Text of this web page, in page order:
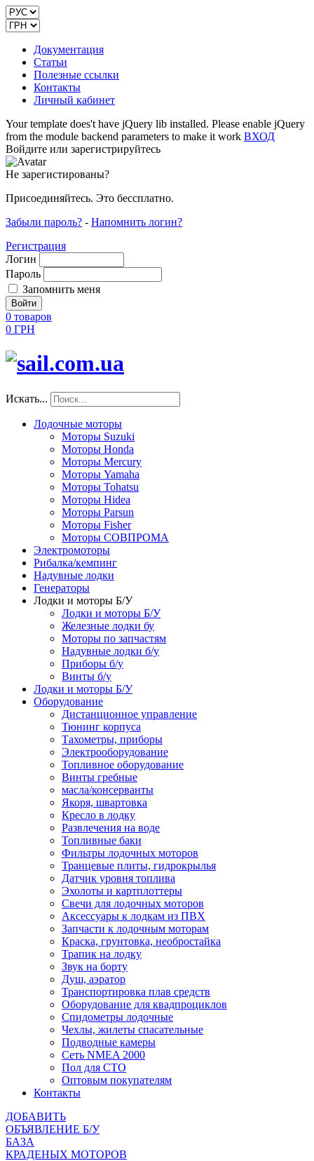
Документация
Статьи
Полезные ссылки
Контакты
Личный кабинет
Your template does't have jQuery lib installed. Please enable jQuery
from the module backend parameters to make it work ВХОД
Войдите или зарегистрируйтесь
Не зарегистированы?
Присоединяйтесь. Это бессплатно.
Забыли пароль? - Напомнить логин?
Регистрация
Логин
Пароль
Запомнить меня
0 товаров
0 ГРН
Искать...
Лодочные моторы
Моторы Suzuki
Моторы Honda
Моторы Mercury
Моторы Yamaha
Моторы Tohatsu
Моторы Hidea
Моторы Parsun
Моторы Fisher
Моторы СОВПРОМА
Электромоторы
Рибалка/кемпинг
Надувные лодки
Генераторы
Лодки и моторы Б/У
Лодки и моторы Б/У
Железные лодки бу
Моторы по запчастям
Надувные лодки б/у
Приборы б/у
Винты б/у
Лодки и моторы Б/У
Оборудование
Дистанционное управление
Тюнинг корпуса
Тахометры, приборы
Электрооборудование
Топливное оборудование
Винты гребные
масла/консерванты
Якоря, швартовка
Кресло в лодку
Развлечения на воде
Топливные баки
Фильтры лодочных моторов
Транцевые плиты, гидрокрылья
Датчик уровня топлива
Эхолоты и картплоттеры
Cвечи для лодочных моторов
Аксессуары к лодкам из ПВХ
Запчасти к лодочным моторам
Краска, грунтовка, необростайка
Трапик на лодку
Звук на борту
Душ, аэратор
Транспортировка плав средств
Оборудование для квадпроциклов
Спидометры лодочные
Чехлы, жилеты спасательные
Подводные камеры
Сеть NMEA 2000
Пол для СТО
Оптовым покупателям
Контакты
ДОБАВИТЬ
ОБЪЯВЛЕНИЕ Б/У
БАЗА
КРАДЕНЫХ МОТОРОВ